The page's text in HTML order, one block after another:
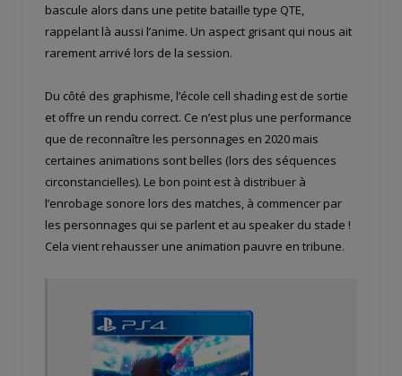
bascule alors dans une petite bataille type QTE,
rappelant là aussi l’anime. Un aspect grisant qui nous ait
rarement arrivé lors de la session.
Du côté des graphisme, l’école cell shading est de sortie
et offre un rendu correct. Ce n’est plus une performance
que de reconnaître les personnages en 2020 mais
certaines animations sont belles (lors des séquences
circonstancielles). Le bon point est à distribuer à
l’enrobage sonore lors des matches, à commencer par
les personnages qui se parlent et au speaker du stade !
Cela vient rehausser une animation pauvre en tribune.